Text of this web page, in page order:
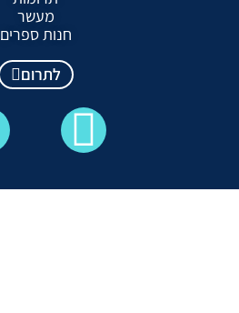
מעשר
חנות ספרים
לתרום